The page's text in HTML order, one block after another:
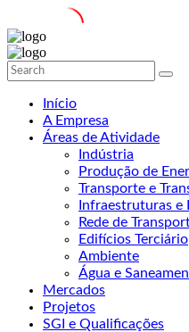
Início
A Empresa
Áreas de Atividade
Indústria
Produção de
Transporte e
Infraestruturas e
Rede de
Edifícios Terciário
Ambiente
Água e
Mercados
Projetos
SGI e Qualificações